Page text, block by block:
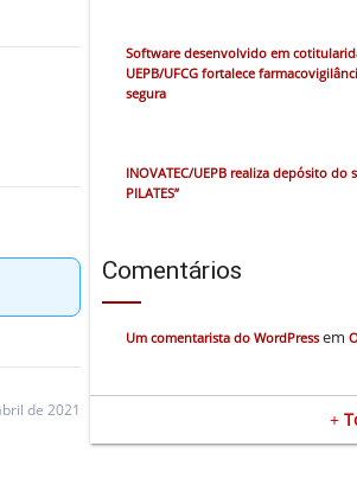
de 2021
Software desenvolvido em
UEPB/UFCG fortalece
segura
INOVATEC/UEPB realiza depósito do
PILATES”
Comentários
Um comentarista do WordPressem
+